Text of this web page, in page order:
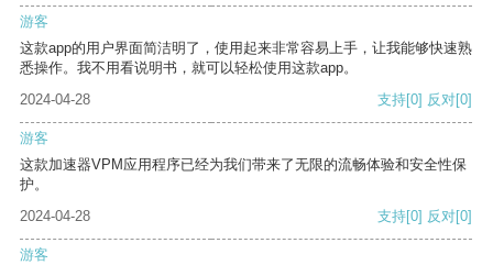
游客
这款app的用户界面简洁明了，使用起来非常容易上手，让我能够快速熟
悉操作。我不用看说明书，就可以轻松使用这款app。
2024-04-28
支持[0] 反对[0]
游客
这款加速器VPM应用程序已经为我们带来了无限的流畅体验和安全性保
护。
2024-04-28
支持[0] 反对[0]
游客